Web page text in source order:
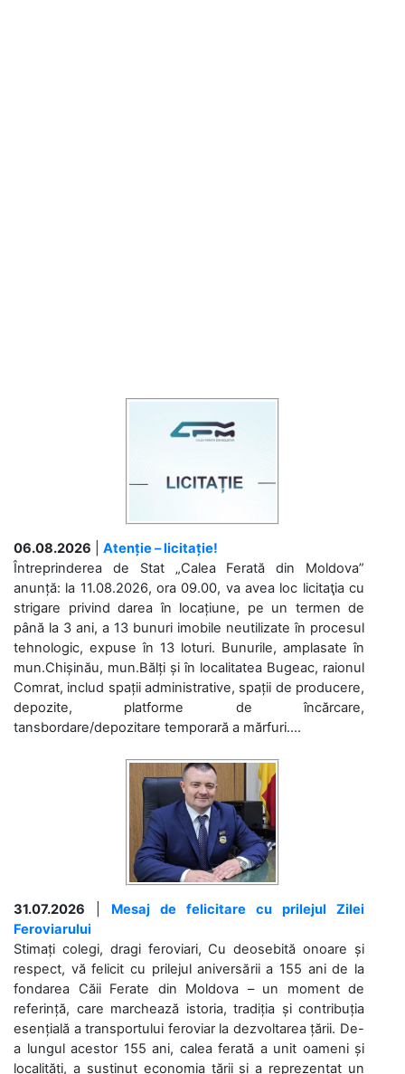
06.08.2026
Atenție – licitație!
Întreprinderea de Stat „Calea Ferată din Moldova”
anunță: la 11.08.2026, ora 09.00, va avea loc licitaţia cu
strigare privind darea în locațiune, pe un termen de
până la 3 ani, a 13 bunuri imobile neutilizate în procesul
tehnologic, expuse în 13 loturi. Bunurile, amplasate în
mun.Chișinău, mun.Bălți și în localitatea Bugeac, raionul
Comrat, includ spații administrative, spații de producere,
depozite, platforme de încărcare,
tansbordare/depozitare temporară a mărfuri....
31.07.2026
Mesaj de felicitare cu prilejul Zilei
Feroviarului
Stimați colegi, dragi feroviari, Cu deosebită onoare și
respect, vă felicit cu prilejul aniversării a 155 ani de la
fondarea Căii Ferate din Moldova – un moment de
referință, care marchează istoria, tradiția și contribuția
esențială a transportului feroviar la dezvoltarea țării. De-
a lungul acestor 155 ani, calea ferată a unit oameni și
localități, a susținut economia țării și a reprezentat un